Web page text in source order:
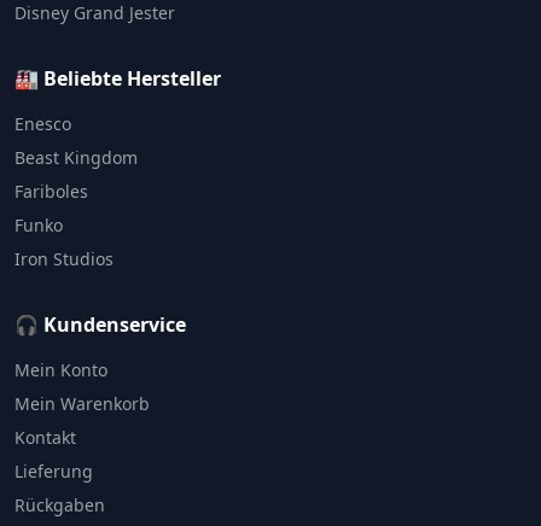
Disney Grand Jester
🏭 Beliebte Hersteller
Enesco
Beast Kingdom
Fariboles
Funko
Iron Studios
🎧 Kundenservice
Mein Konto
Mein Warenkorb
Kontakt
Lieferung
Rückgaben